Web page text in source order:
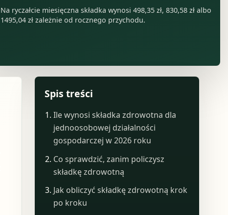
Na ryczałcie miesięczna składka wynosi 498,35 zł, 830,58 zł albo
1495,04 zł zależnie od rocznego przychodu.
Spis treści
Ile wynosi składka zdrowotna dla
jednoosobowej działalności
gospodarczej w 2026 roku
Co sprawdzić, zanim policzysz
składkę zdrowotną
Jak obliczyć składkę zdrowotną krok
po kroku